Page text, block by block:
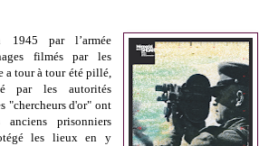
par l’armée
filmés par les
a tour à tour été pillé,
par les autorités
"chercheurs d'or" ont
prisonniers
les lieux en y